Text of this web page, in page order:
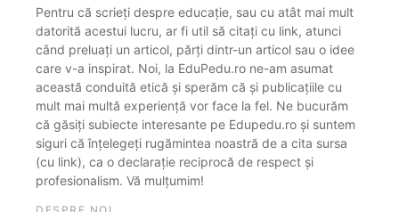
Pentru că scrieți despre educație, sau cu atât mai mult
datorită acestui lucru, ar fi util să citați cu link, atunci
când preluați un articol, părți dintr-un articol sau o idee
care v-a inspirat. Noi, la EduPedu.ro ne-am asumat
această conduită etică și sperăm că și publicațiile cu
mult mai multă experiență vor face la fel. Ne bucurăm
că găsiți subiecte interesante pe Edupedu.ro și suntem
siguri că înțelegeți rugămintea noastră de a cita sursa
(cu link), ca o declarație reciprocă de respect și
profesionalism. Vă mulțumim!